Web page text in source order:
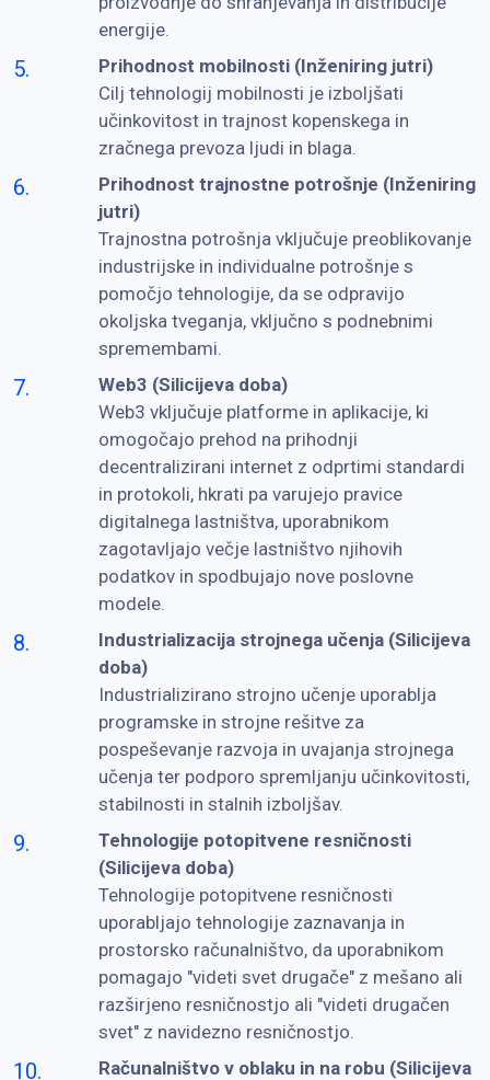
energije.
Prihodnost mobilnosti (Inženiring jutri)
Cilj tehnologij mobilnosti je izboljšati
učinkovitost in trajnost kopenskega in
zračnega prevoza ljudi in blaga.
Prihodnost trajnostne potrošnje (Inženiring
jutri)
Trajnostna potrošnja vključuje preoblikovanje
industrijske in individualne potrošnje s
pomočjo tehnologije, da se odpravijo
okoljska tveganja, vključno s podnebnimi
spremembami.
Web3 (Silicijeva doba)
Web3 vključuje platforme in aplikacije, ki
omogočajo prehod na prihodnji
decentralizirani internet z odprtimi standardi
in protokoli, hkrati pa varujejo pravice
digitalnega lastništva, uporabnikom
zagotavljajo večje lastništvo njihovih
podatkov in spodbujajo nove poslovne
modele.
Industrializacija strojnega učenja (Silicijeva
doba)
Industrializirano strojno učenje uporablja
programske in strojne rešitve za
pospeševanje razvoja in uvajanja strojnega
učenja ter podporo spremljanju učinkovitosti,
stabilnosti in stalnih izboljšav.
Tehnologije potopitvene resničnosti
(Silicijeva doba)
Tehnologije potopitvene resničnosti
uporabljajo tehnologije zaznavanja in
prostorsko računalništvo, da uporabnikom
pomagajo "videti svet drugače" z mešano ali
razširjeno resničnostjo ali "videti drugačen
svet" z navidezno resničnostjo.
Računalništvo v oblaku in na robu (Silicijeva